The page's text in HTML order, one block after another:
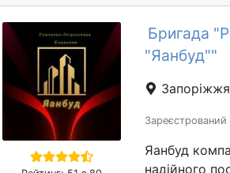
Бригада
"Яанбуд""
Запоріжжя
Яанбуд
надійного